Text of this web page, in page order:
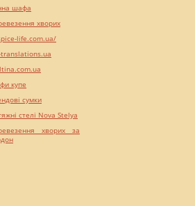
шафа
хворих
life.com.ua/
translations.ua
купе
сумки
стелі Nova Stelya
хворих за